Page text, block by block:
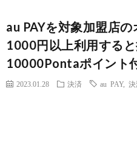
au PAYを対象加盟店
1000円以上利用する
10000Pontaポイント
2023.01.28 決済 au PAY, 決